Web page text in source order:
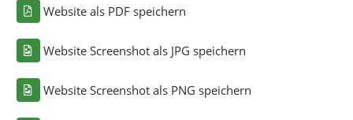
Website als PDF speichern
Website Screenshot als JPG speichern
Website Screenshot als PNG speichern